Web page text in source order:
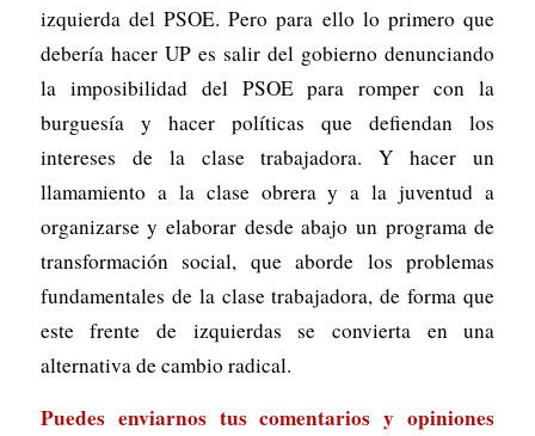
izquierda del PSOE. Pero para ello lo primero que
debería hacer UP es salir del gobierno denunciando
la imposibilidad del PSOE para romper con la
burguesía y hacer políticas que defiendan los
intereses de la clase trabajadora. Y hacer un
llamamiento a la clase obrera y a la juventud a
organizarse y elaborar desde abajo un programa de
transformación social, que aborde los problemas
fundamentales de la clase trabajadora, de forma que
este frente de izquierdas se convierta en una
alternativa de cambio radical.
Puedes enviarnos tus comentarios y opiniones